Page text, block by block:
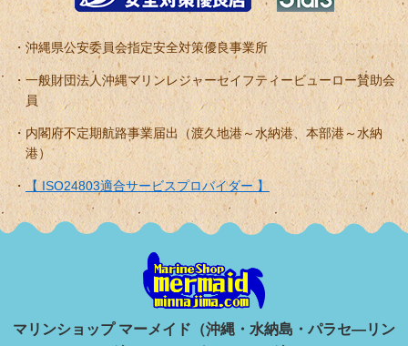
沖縄県公安委員会指定安全対策優良事業所
一般財団法人沖縄マリンレジャーセイフティービューロー賛助会
員
内閣府不定期航路事業届出（渡久地港～水納港、本部港～水納
港）
【 ISO24803適合サービスプロバイダー 】
マリンショップ マーメイド（沖縄・水納島・パラセ―リン